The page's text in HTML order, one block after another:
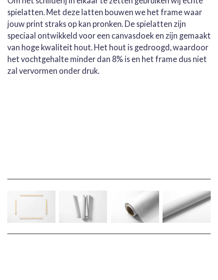
spielatten. Met deze latten bouwen we het frame waar
jouw print straks op kan pronken. De spielatten zijn
speciaal ontwikkeld voor een canvasdoek en zijn gemaakt
van hoge kwaliteit hout. Het hout is gedroogd, waardoor
het vochtgehalte minder dan 8% is en het frame dus niet
zal vervormen onder druk.